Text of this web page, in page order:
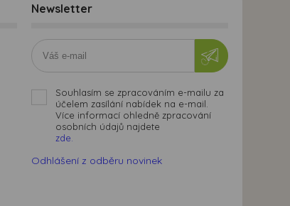
Newsletter
Souhlasím se zpracováním e-mailu za
účelem zasílání nabídek na e-mail.
Více informací ohledně zpracování
osobních údajů najdete
zde.
Odhlášení z odběru novinek